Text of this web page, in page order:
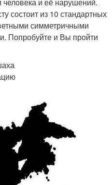
состоит из 10 стандартных
симметричными
Попробуйте и Вы пройти